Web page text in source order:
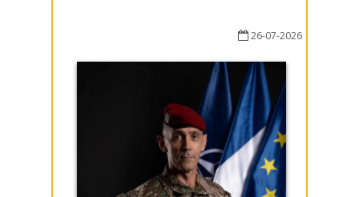
26-07-2026